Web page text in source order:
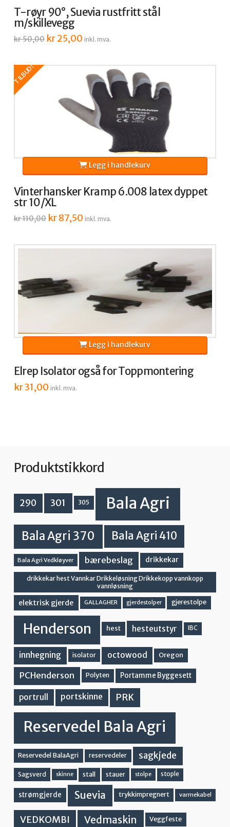
T-røyr 90°, Suevia rustfritt stål
m/skillevegg
kr50,00 Opprinnelig
pris
kr25,00Nåværende
pris
inkl. mva.
TILBUD!
Vinterhansker Kramp 6.008 latex dyppet
str 10/XL
kr110,00 Opprinnelig
pris
kr87,50Nåværende
pris
inkl. mva.
Legg i handlekurv
Elrep Isolator også for Toppmontering
kr31,00 inkl. mva.
Legg i handlekurv
Produktstikkord
290 301 305 Bala Agri
Bala Agri 370 Bala Agri 410
Bala Agri Vedkløyver bærebeslag drikkekar
drikkekar hest Vannkar Drikkeløsning Drikkekopp vannkopp
vannløsning
elektrisk gjerde GALLAGHER gjerdestolper gjerestolpe
Henderson hest hesteutstyr IBC
innhegning isolator octowood Oregon
PCHenderson Polyten Portamme Byggesett
portrull portskinne PRK
Reservedel Bala Agri
Reservedel BalaAgri reservedeler sagkjede
Sagsverd skinne stall stauer stolpe stople
strømgjerde Suevia trykkimpregnert varmekabel
VEDKOMBI Vedmaskin Veggfeste